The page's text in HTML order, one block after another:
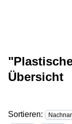
Übersicht
Sortieren: